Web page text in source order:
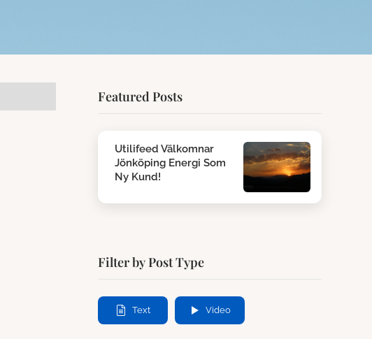
Featured Posts
Utilifeed Välkomnar
Jönköping Energi Som
Ny Kund!
Filter by Post Type
Text Video